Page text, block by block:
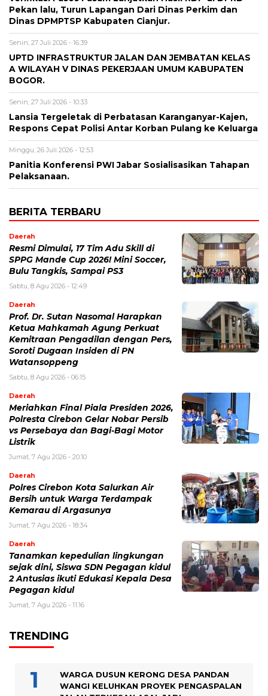
Pekan lalu, Turun Lapangan Dari Dinas Perkim dan
Dinas DPMPTSP Kabupaten Cianjur.
Senin, 27 Juli 2026 - 16:39
UPTD INFRASTRUKTUR JALAN DAN JEMBATAN KELAS
A WILAYAH V DINAS PEKERJAAN UMUM KABUPATEN
BOGOR.
Senin, 27 Juli 2026 - 10:33
Lansia Tergeletak di Perbatasan Karanganyar-Kajen,
Respons Cepat Polisi Antar Korban Pulang ke Keluarga
Minggu, 26 Juli 2026 - 12:53
Panitia Konferensi PWI Jabar Sosialisasikan Tahapan
Pelaksanaan.
BERITA TERBARU
Daerah
Resmi Dimulai, 17 Tim Adu Skill di
SPPG Mande Cup 2026! Mini Soccer,
Bulu Tangkis, Sampai PS3
Sabtu, 8 Agu 2026 - 12:49
Daerah
Prof. Dr. Sutan Nasomal Harapkan
Ketua Mahkamah Agung Perkuat
Kemitraan Pengadilan dengan Pers,
Soroti Dugaan Insiden di PN
Watansoppeng
Sabtu, 8 Agu 2026 - 06:15
Daerah
Meriahkan Final Piala Presiden 2026,
Polresta Cirebon Gelar Nobar Persib
vs Persebaya dan Bagi-Bagi Motor
Listrik
Jumat, 7 Agu 2026 - 20:10
Daerah
Polres Cirebon Kota Salurkan Air
Bersih untuk Warga Terdampak
Kemarau di Argasunya
Jumat, 7 Agu 2026 - 18:34
Daerah
Tanamkan kepedulian lingkungan
sejak dini, Siswa SDN Pegagan kidul
2 Antusias ikuti Edukasi Kepala Desa
Pegagan kidul
Jumat, 7 Agu 2026 - 11:16
TRENDING
WARGA DUSUN KERONG DESA PANDAN
WANGI KELUHKAN PROYEK PENGASPALAN